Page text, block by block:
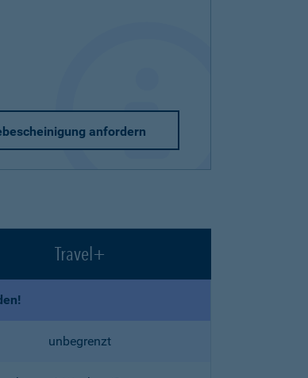
anfordern
Travel+
unbegrenzt